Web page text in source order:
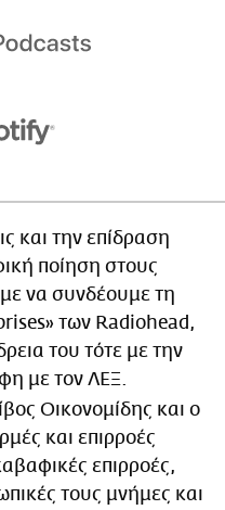
και την επίδραση
ποίηση στους
να συνδέουμε τη
των Radiohead,
του τότε με την
με τον ΛΕΞ.
Οικονομίδης και ο
και επιρροές
επιρροές,
τους μνήμες και